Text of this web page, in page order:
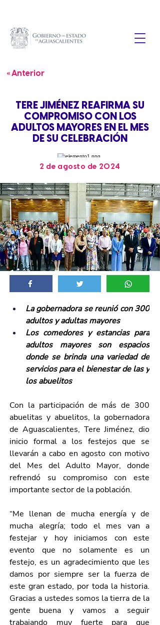
« Anterior
TERE JIMÉNEZ REAFIRMA SU
COMPROMISO CON LOS
ADULTOS MAYORES EN EL MES
DE SU CELEBRACIÓN
2 de agosto de 2024
La gobernadora se reunió con 300
adultos y adultas mayores
Los comedores y estancias para
adultos mayores son espacios
donde se brinda una variedad de
servicios para el bienestar de las y
los abuelitos
Con la participación de más de 300
abuelitas y abuelitos, la gobernadora
de Aguascalientes, Tere Jiménez, dio
inicio formal a los festejos que se
llevarán a cabo en agosto con motivo
del Mes del Adulto Mayor, donde
refrendó su compromiso con este
importante sector de la población.
“Me llenan de mucha energía y de
mucha alegría; todo el mes van a
festejar y hoy iniciamos con este
evento que no solamente es un
festejo, es un agradecimiento que les
damos por siempre ser la fuerza de
este gran estado, por toda la historia.
Gracias a ustedes somos la tierra de la
gente buena y vamos a seguir
trabajando muy fuerte para que